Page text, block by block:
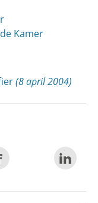
Kamer
(8 april 2004)